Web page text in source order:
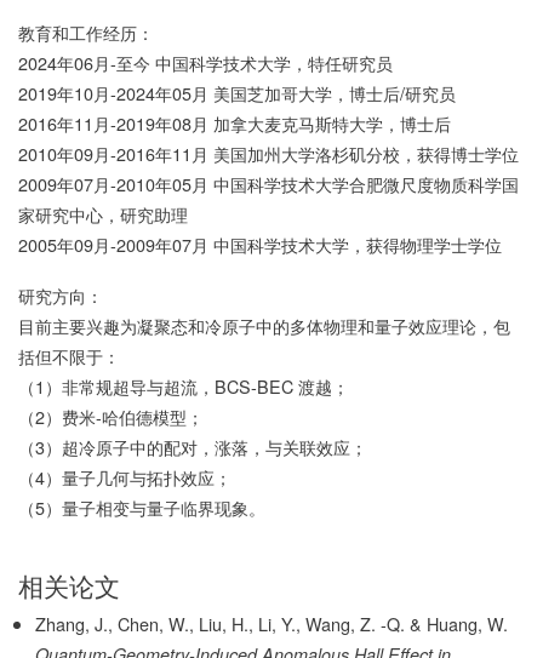
教育和工作经历：
2024年06月-至今 中国科学技术大学，特任研究员
2019年10月-2024年05月 美国芝加哥大学，博士后/研究员
2016年11月-2019年08月 加拿大麦克马斯特大学，博士后
2010年09月-2016年11月 美国加州大学洛杉矶分校，获得博士学位
2009年07月-2010年05月 中国科学技术大学合肥微尺度物质科学国
家研究中心，研究助理
2005年09月-2009年07月 中国科学技术大学，获得物理学士学位
研究方向：
目前主要兴趣为凝聚态和冷原子中的多体物理和量子效应理论，包
括但不限于：
（1）非常规超导与超流，BCS-BEC 渡越；
（2）费米-哈伯德模型；
（3）超冷原子中的配对，涨落，与关联效应；
（4）量子几何与拓扑效应；
（5）量子相变与量子临界现象。
相关论文
Zhang, J., Chen, W., Liu, H., Li, Y., Wang, Z. -Q. & Huang, W.